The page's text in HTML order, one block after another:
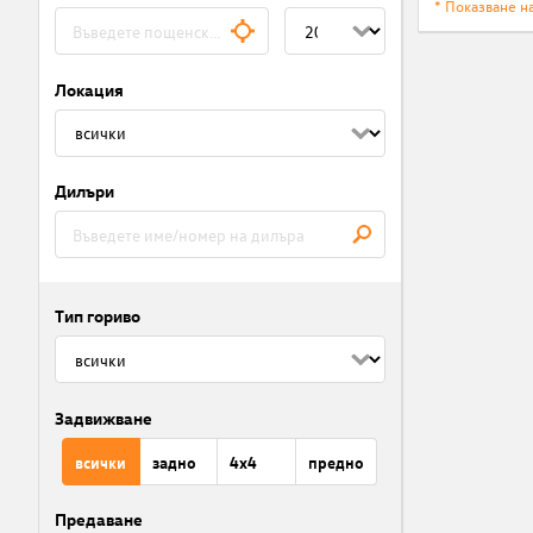
Локация
Дилъри
Тип гориво
Задвижване
всички задно 4x4 предно
Предаване
* Показване